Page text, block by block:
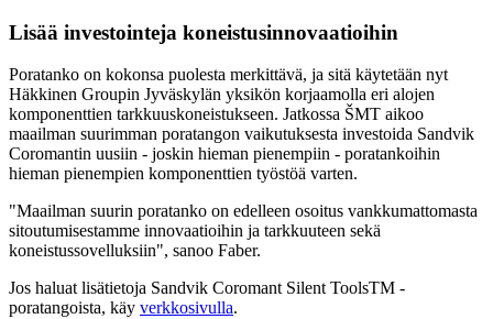
Lisää investointeja koneistusinnovaatioihin
Poratanko on kokonsa puolesta merkittävä, ja sitä käytetään nyt
Häkkinen Groupin Jyväskylän yksikön korjaamolla eri alojen
komponenttien tarkkuuskoneistukseen. Jatkossa ŠMT aikoo
maailman suurimman poratangon vaikutuksesta investoida Sandvik
Coromantin uusiin - joskin hieman pienempiin - poratankoihin
hieman pienempien komponenttien työstöä varten.
"Maailman suurin poratanko on edelleen osoitus vankkumattomasta
sitoutumisestamme innovaatioihin ja tarkkuuteen sekä
koneistussovelluksiin", sanoo Faber.
Jos haluat lisätietoja Sandvik Coromant Silent ToolsTM -
poratangoista, käy verkkosivulla.